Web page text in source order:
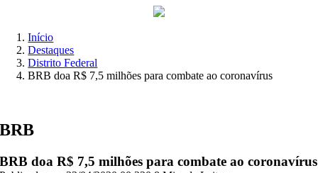
Início
Destaques
Distrito Federal
BRB doa R$ 7,5 milhões para combate ao coronavírus
BRB
BRB doa R$ 7,5 milhões para combate ao coronavírus